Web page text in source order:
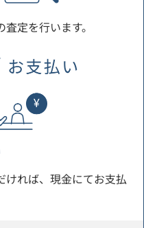
定を行います。
ければ、現金にてお支払